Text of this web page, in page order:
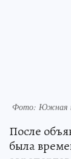
Фото: Южная
После
была